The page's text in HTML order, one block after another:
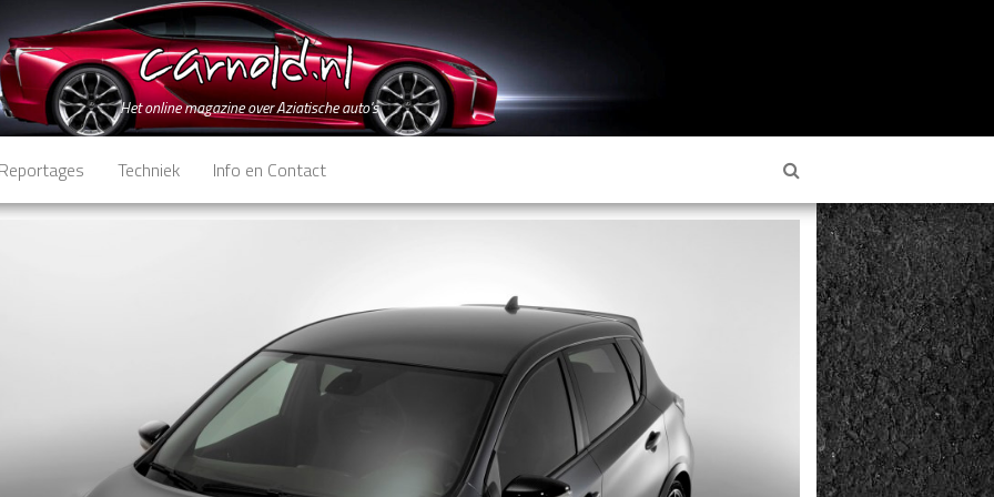
Het online magazine over Aziatische auto's
Reportages Techniek Info en Contact